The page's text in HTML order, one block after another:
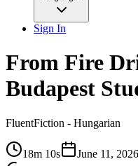
Sign In
From Fire
Budapest
FluentFiction - Hungarian
18m 10s
June 11, 2026